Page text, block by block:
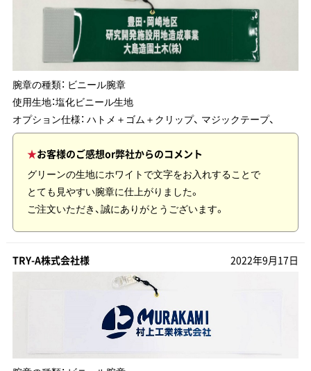
腕章の種類： ビニール腕章
使用生地：塩化ビニール生地
オプション仕様： ハトメ＋ゴム＋クリップ、 マジックテープ、
お客様のご感想or弊社からのコメント
グリーンの生地にホワイトで文字をお入れすることで
とても見やすい腕章に仕上がりました。
ご注文いただき、誠にありがとうございます。
TRY-A株式会社様 2022年9月17日